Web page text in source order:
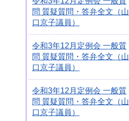
問 質疑質問・答弁全文（山
口京子議員）
令和3年12月定例会 一般質
問 質疑質問・答弁全文（山
口京子議員）
令和3年12月定例会 一般質
問 質疑質問・答弁全文（山
口京子議員）